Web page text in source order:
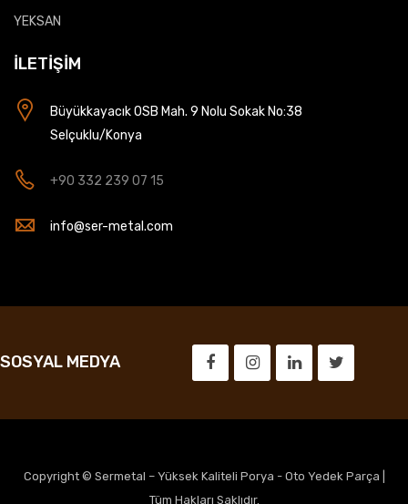
YEKSAN
İLETIŞIM
Büyükkayacık OSB Mah. 9 Nolu Sokak No:38
Selçuklu/Konya
+90 332 239 07 15
info@ser-metal.com
SOSYAL MEDYA
Copyright © Sermetal – Yüksek Kaliteli Porya - Oto Yedek Parça |
Tüm Hakları Saklıdır.